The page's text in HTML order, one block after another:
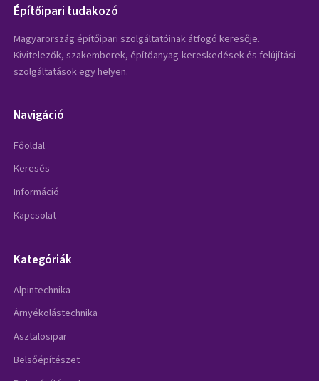
Építőipari tudakozó
Magyarország építőipari szolgáltatóinak átfogó keresője.
Kivitelezők, szakemberek, építőanyag-kereskedések és felújítási
szolgáltatások egy helyen.
Navigáció
Főoldal
Keresés
Információ
Kapcsolat
Kategóriák
Alpintechnika
Árnyékolástechnika
Asztalosipar
Belsőépítészet